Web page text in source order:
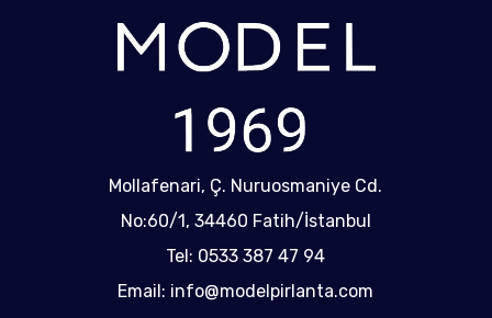
Mollafenari, Ç. Nuruosmaniye Cd.
No:60/1, 34460 Fatih/İstanbul
Tel: 0533 387 47 94
Email: info@modelpirlanta.com